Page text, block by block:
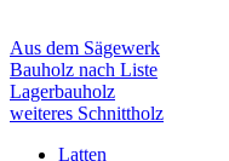
Aus dem Sägewerk
Bauholz nach Liste
Lagerbauholz
weiteres Schnittholz
Latten